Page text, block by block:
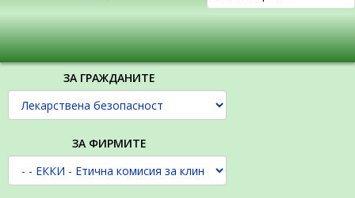
ЗА ГРАЖДАНИТЕ
ЗА ФИРМИТЕ